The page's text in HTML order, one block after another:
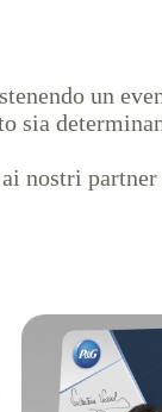
un
sia
nostri